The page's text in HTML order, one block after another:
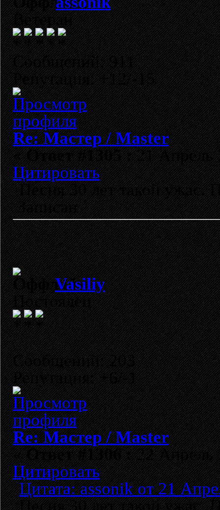
Ветеран
Сообщений: 911
Репутация: +12/-15
Re: Мастер / Master
«Ответ #1305 :21 Апрель
Цитировать
Песня 30 лет такой ужас.
Записан
Vasiliy
Постоялец
Сообщений: 203
Репутация: +6/-1
Re: Мастер / Master
«Ответ #1306 :22 Апрель
Цитировать
Цитата: assonik от 21
Песня 30 лет такой ужас.